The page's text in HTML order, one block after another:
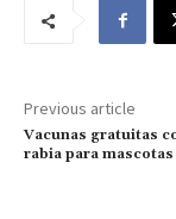
Previous article
Vacunas gratuitas
rabia para mascotas